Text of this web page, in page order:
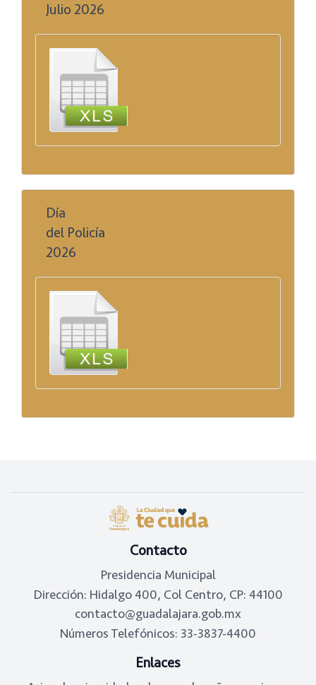
Julio 2026
Día
del Policía
2026
Contacto
Presidencia Municipal
Dirección: Hidalgo 400, Col Centro, CP: 44100
contacto@guadalajara.gob.mx
Números Telefónicos: 33-3837-4400
Enlaces